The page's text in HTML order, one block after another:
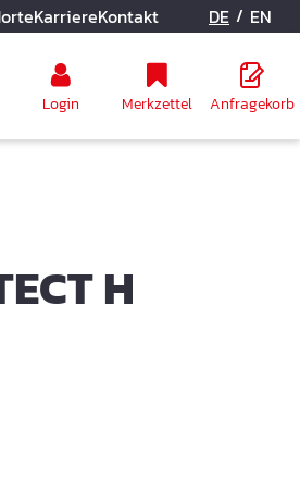
KarriereKontakt DE / EN
Login Merkzettel Anfragekorb
H